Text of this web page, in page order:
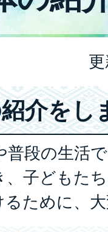
介をし
普段の生活
子どもた
ために、